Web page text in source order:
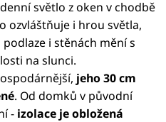
světlo z oken v chodbě
ozvláštňuje i hrou světla,
i stěnách mění s
na slunci.
jeho 30 cm
. Od domků v původní
- izolace je obložená